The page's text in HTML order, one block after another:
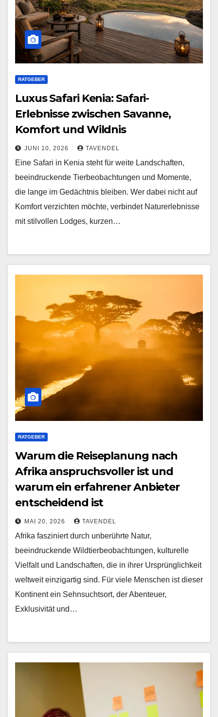
RATGEBER
Luxus Safari Kenia: Safari-
Erlebnisse zwischen Savanne,
Komfort und Wildnis
JUNI 10, 2026 TAVENDEL
Eine Safari in Kenia steht für weite Landschaften,
beeindruckende Tierbeobachtungen und Momente,
die lange im Gedächtnis bleiben. Wer dabei nicht auf
Komfort verzichten möchte, verbindet Naturerlebnisse
mit stilvollen Lodges, kurzen…
RATGEBER
Warum die Reiseplanung nach
Afrika anspruchsvoller ist und
warum ein erfahrener Anbieter
entscheidend ist
MAI 20, 2026 TAVENDEL
Afrika fasziniert durch unberührte Natur,
beeindruckende Wildtierbeobachtungen, kulturelle
Vielfalt und Landschaften, die in ihrer Ursprünglichkeit
weltweit einzigartig sind. Für viele Menschen ist dieser
Kontinent ein Sehnsuchtsort, der Abenteuer,
Exklusivität und…